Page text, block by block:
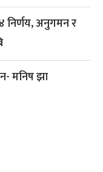
निर्णय, अनुगमन र
मनिष झा